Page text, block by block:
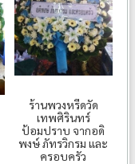
ร้านพวงหรีดวัด
เทพศิรินทร์
ป้อมปราบ จากอดิ
พงษ์ ภัทรวิกรม และ
ครอบครัว